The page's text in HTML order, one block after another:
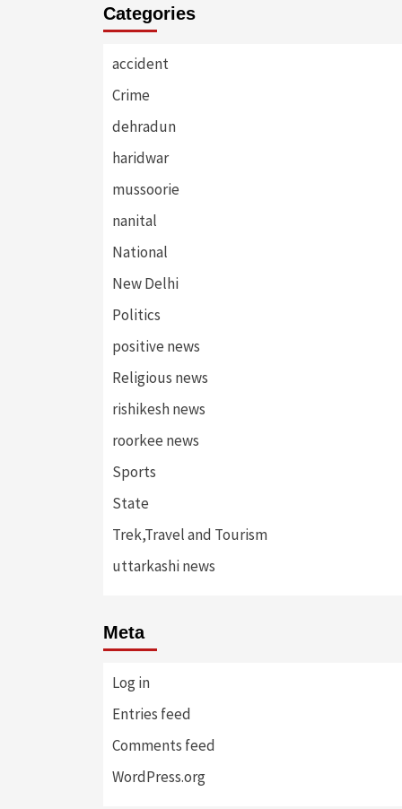
Categories
accident
Crime
dehradun
haridwar
mussoorie
nanital
National
New Delhi
Politics
positive news
Religious news
rishikesh news
roorkee news
Sports
State
Trek,Travel and Tourism
uttarkashi news
Meta
Log in
Entries feed
Comments feed
WordPress.org